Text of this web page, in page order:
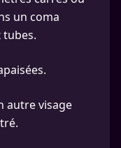
un coma
autre visage